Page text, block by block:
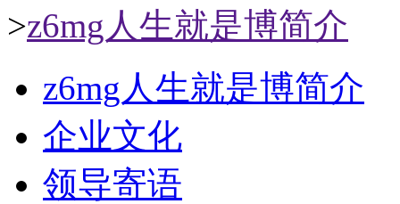
>z6mg人生就是博简介
z6mg人生就是博简介
企业文化
领导寄语